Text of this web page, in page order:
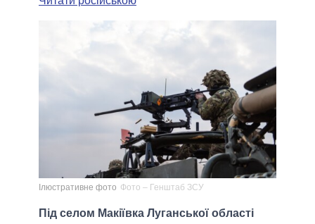
Ілюстративне фото Фото – Генштаб ЗСУ
Під селом Макіївка Луганської області